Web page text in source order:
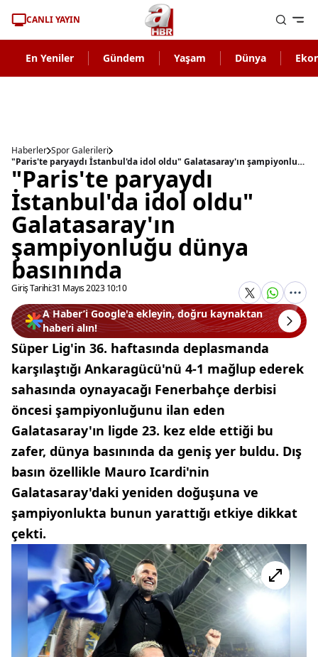
CANLI YAYIN
En Yeniler Gündem Yaşam Dünya
Haberler Spor Galerileri
"Paris'te paryaydı İstanbul'da idol oldu" Galatasaray'ın şampiyonluğu dünya basınında
"Paris'te paryaydı
İstanbul'da idol oldu"
Galatasaray'ın
şampiyonluğu dünya
basınında
Giriş Tarihi:31 Mayıs 2023 10:10
A Haber’i Google'a ekleyin, doğru kaynaktan
haberi alın!
Süper Lig'in 36. haftasında deplasmanda
karşılaştığı Ankaragücü'nü 4-1 mağlup ederek
sahasında oynayacağı Fenerbahçe derbisi
öncesi şampiyonluğunu ilan eden
Galatasaray'ın ligde 23. kez elde ettiği bu
zafer, dünya basınında da geniş yer buldu. Dış
basın özellikle Mauro Icardi'nin
Galatasaray'daki yeniden doğuşuna ve
şampiyonlukta bunun yarattığı etkiye dikkat
çekti.